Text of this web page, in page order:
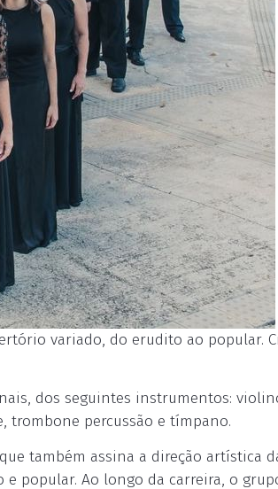
variado, do erudito ao popular.
dos seguintes instrumentos:
trombone percussão e tímpano.
também assina a direção artística
popular. Ao longo da carreira, o